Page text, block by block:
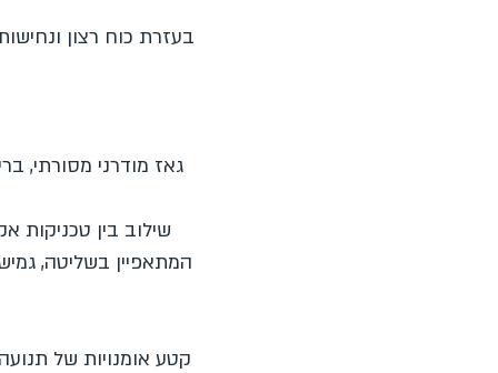
בעזרת כוח רצון
גאז מודרני מסורתי,
שילוב בין טכניקות
המתאפיין בשליטה,
קטע אומנויות של